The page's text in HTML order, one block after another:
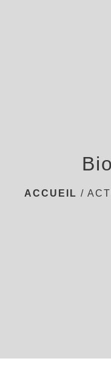
ACCUEIL /